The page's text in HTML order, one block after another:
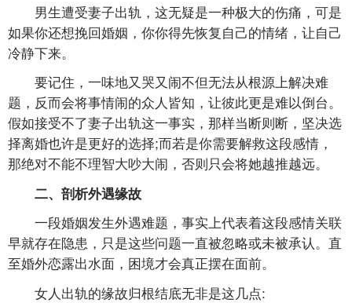
男生遭受妻子出轨，这无疑是一种极大的伤痛，可是
如果你还想挽回婚姻，你你得先恢复自己的情绪，让自己
冷静下来。
要记住，一味地又哭又闹不但无法从根源上解决难
题，反而会将事情闹的众人皆知，让彼此更是难以倒台。
假如接受不了妻子出轨这一事实，那样当断则断，坚决选
择离婚也许是更好的选择;而若是你需要解救这段感情，
那绝对不能不理智大吵大闹，否则只会将她越推越远。
二、剖析外遇缘故
一段婚姻发生外遇难题，事实上代表着这段感情关联
早就存在隐患，只是这些问题一直被忽略或未被承认。直
至婚外恋露出水面，困境才会真正摆在面前。
女人出轨的缘故归根结底无非是这几点: